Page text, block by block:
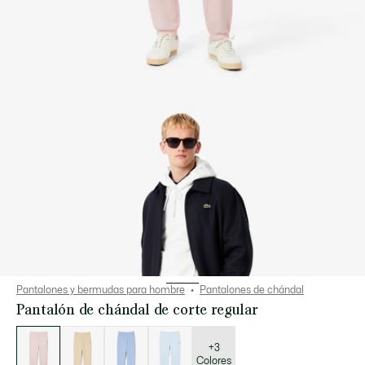
Pantalones y bermudas para hombre Pantalones de chándal
Pantalón de chándal de corte regular
Lista
variaciones
+3
Colores